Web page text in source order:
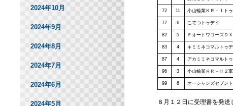
72 11 小山輪業ＫＲ－Ⅰトゥ
77 6 こてつトゥデイ
82 5 ＦオートワコーズＤ
83 4 キミミネコマルトゥ
87 4 アカミミネコマルト
96 3 小山輪業ＫＲ－Ⅱ２
99 6 オーシャンズセブン
８月１２日に受理書を発送
2024年10月
2024年9月
2024年8月
2024年7月
2024年6月
2024年5月